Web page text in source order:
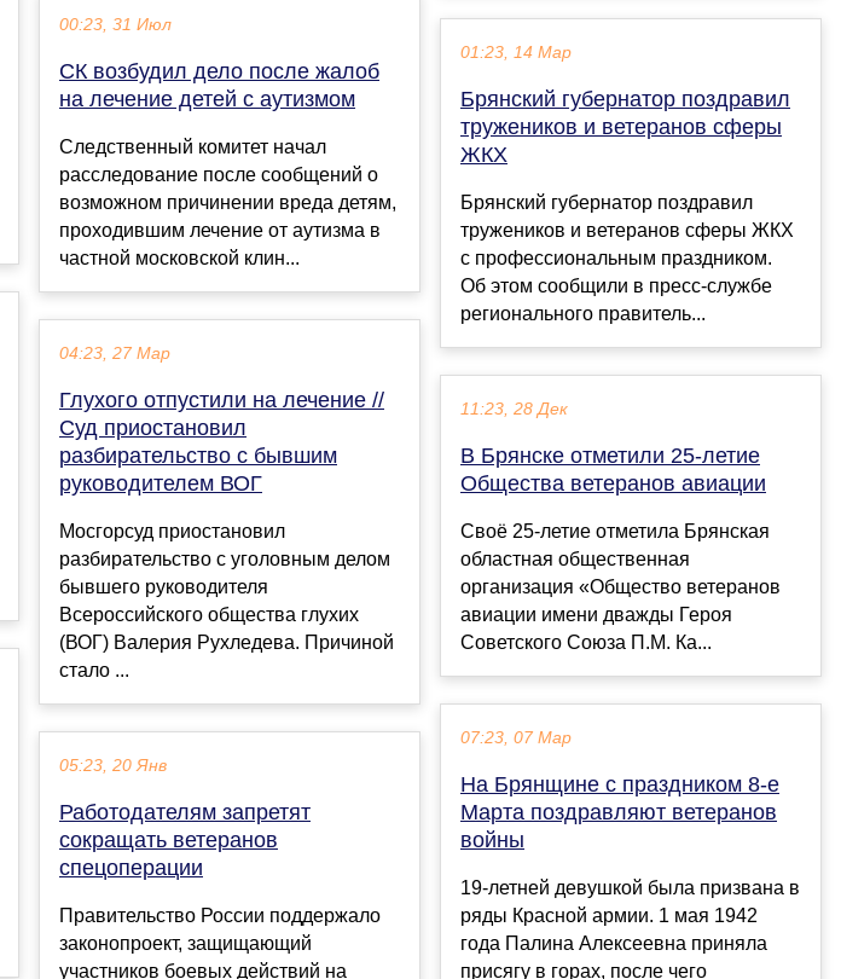
00:23, 31 Июл
СК возбудил дело после жалоб
на лечение детей с аутизмом
Следственный комитет начал
расследование после сообщений о
возможном причинении вреда детям,
проходившим лечение от аутизма в
частной московской клин...
04:23, 27 Мар
Глухого отпустили на лечение //
Суд приостановил
разбирательство с бывшим
руководителем ВОГ
Мосгорсуд приостановил
разбирательство с уголовным делом
бывшего руководителя
Всероссийского общества глухих
(ВОГ) Валерия Рухледева. Причиной
стало ...
05:23, 20 Янв
Работодателям запретят
сокращать ветеранов
спецоперации
Правительство России поддержало
законопроект, защищающий
участников боевых действий на
01:23, 14 Мар
Брянский губернатор поздравил
тружеников и ветеранов сферы
ЖКХ
Брянский губернатор поздравил
тружеников и ветеранов сферы ЖКХ
с профессиональным праздником.
Об этом сообщили в пресс-службе
регионального правитель...
11:23, 28 Дек
В Брянске отметили 25-летие
Общества ветеранов авиации
Своё 25-летие отметила Брянская
областная общественная
организация «Общество ветеранов
авиации имени дважды Героя
Советского Союза П.М. Ка...
07:23, 07 Мар
На Брянщине с праздником 8-е
Марта поздравляют ветеранов
войны
19-летней девушкой была призвана в
ряды Красной армии. 1 мая 1942
года Палина Алексеевна приняла
присягу в горах, после чего